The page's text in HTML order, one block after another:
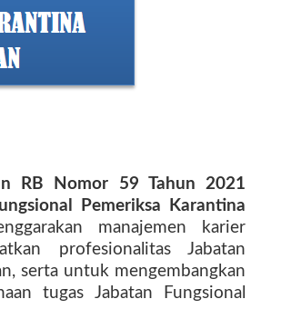
RB Nomor 59 Tahun 2021
Pemeriksa Karantina
manajemen karier
profesionalitas Jabatan
serta untuk mengembangkan
tugas Jabatan Fungsional